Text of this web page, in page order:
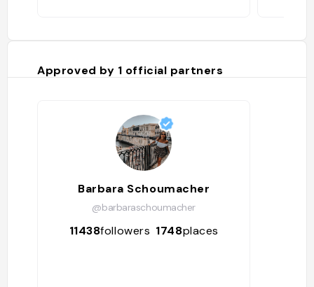
Approved by 1 official partners
Barbara Schoumacher
@barbaraschoumacher
11438followers 1748places